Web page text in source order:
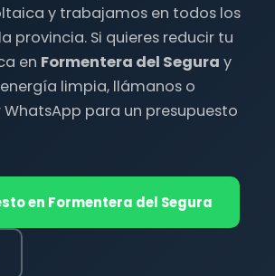
y trabajamos en todos los
provincia. Si quieres reducir tu
en Formentera del Segura y
limpia, llámanos o
para un presupuesto
en Formentera del Segura